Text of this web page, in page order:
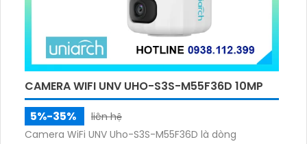
CAMERA WIFI UNV UHO-S3S-M55F36D 10MP
5%-35%
liên hệ
Camera WiFi UNV Uho-S3S-M55F36D là dòng